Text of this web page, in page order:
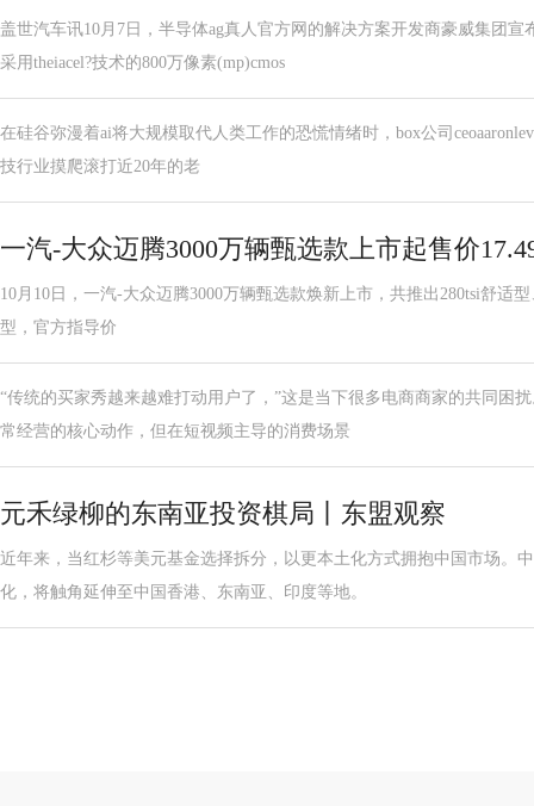
盖世汽车讯10月7日，半导体ag真人官方网的解决方案开发商豪威集团
采用theiacel?技术的800万像素(mp)cmos
在硅谷弥漫着ai将大规模取代人类工作的恐慌情绪时，box公司
技行业摸爬滚打近20年的老
一汽-大众迈腾3000万辆甄选款上市起售价
10月10日，一汽-大众迈腾3000万辆甄选款焕新上市，共推出280tsi舒适
型，官方指导价
“传统的买家秀越来越难打动用户了，”这是当下很多电商商家的共同困
常经营的核心动作，但在短视频主导的消费场景
元禾绿柳的东南亚投资棋局丨东盟观察
近年来，当红杉等美元基金选择拆分，以更本土化方式拥抱中国市场。
化，将触角延伸至中国香港、东南亚、印度等地。